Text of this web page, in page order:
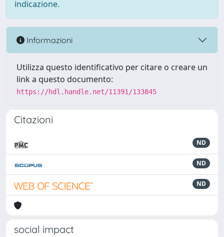
indicazione.
Informazioni
Utilizza questo identificativo per citare o creare un
link a questo documento:
https://hdl.handle.net/11391/133845
Citazioni
ND
ND
ND
social impact